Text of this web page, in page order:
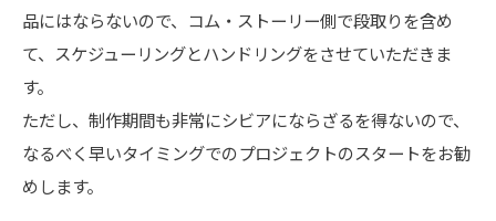
品にはならないので、コム・ストーリー側で段取りを含め
て、スケジューリングとハンドリングをさせていただきま
す。
ただし、制作期間も非常にシビアにならざるを得ないので、
なるべく早いタイミングでのプロジェクトのスタートをお勧
めします。